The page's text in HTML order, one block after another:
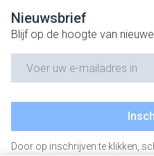
Nieuwsbrief
Blijf op de hoogte van
Door op inschrijven te klikken,